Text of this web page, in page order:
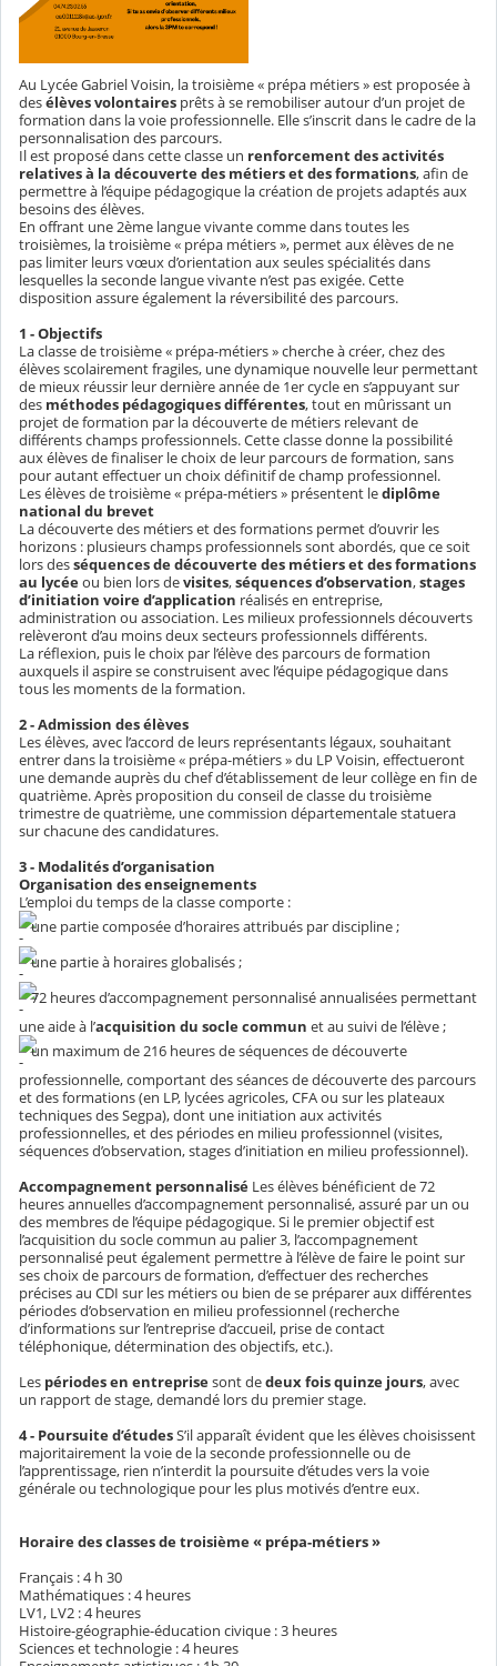
Au Lycée Gabriel Voisin, la troisième « prépa métiers » est proposée à
desélèves volontaires prêts à se remobiliser autour d’un projet de
formation dans la voie professionnelle. Elle s’inscrit dans le cadre de la
personnalisation des parcours.
Il est proposé dans cette classe un renforcement des activités
relatives à la découverte des métiers et des formations, afin de
permettre à l’équipe pédagogique la création de projets adaptés aux
besoins des élèves.
En offrant une 2ème langue vivante comme dans toutes les
troisièmes, la troisième « prépa métiers », permet aux élèves de ne
pas limiter leurs vœux d’orientation aux seules spécialités dans
lesquelles la seconde langue vivante n’est pas exigée. Cette
disposition assure également la réversibilité des parcours.
1 - Objectifs
La classe de troisième « prépa-métiers » cherche à créer, chez des
élèves scolairement fragiles, une dynamique nouvelle leur permettant
de mieux réussir leur dernière année de 1er cycle en s’appuyant sur
des méthodes pédagogiques différentes, tout en mûrissant un
projet de formation par la découverte de métiers relevant de
différents champs professionnels. Cette classe donne la possibilité
aux élèves de finaliser le choix de leur parcours de formation, sans
pour autant effectuer un choix définitif de champ professionnel.
Les élèves de troisième « prépa-métiers » présentent lediplôme
national du brevet
La découverte des métiers et des formations permet d’ouvrir les
horizons : plusieurs champs professionnels sont abordés, que ce soit
lors desséquences de découverte des métiers et des formations
au lycéeou bien lors devisites,séquences d’observation,stages
d’initiation voire d’application réalisés en entreprise,
administration ou association. Les milieux professionnels découverts
relèveront d’au moins deux secteurs professionnels différents.
La réflexion, puis le choix par l’élève des parcours de formation
auxquels il aspire se construisent avec l’équipe pédagogique dans
tous les moments de la formation.
2 - Admission des élèves
Les élèves, avec l’accord de leurs représentants légaux, souhaitant
entrer dans la troisième « prépa-métiers » du LP Voisin, effectueront
une demande auprès du chef d’établissement de leur collège en fin de
quatrième. Après proposition du conseil de classe du troisième
trimestre de quatrième, une commission départementale statuera
sur chacune des candidatures.
3 - Modalités d’organisation
Organisation des enseignements
L’emploi du temps de la classe comporte :
une partie composée d’horaires attribués par discipline ;
une partie à horaires globalisés ;
72 heures d’accompagnement personnalisé annualisées permettant
une aide à l’acquisition du socle commun et au suivi de l’élève ;
un maximum de 216 heures de séquences de découverte
professionnelle, comportant des séances de découverte des parcours
et des formations (en LP, lycées agricoles, CFA ou sur les plateaux
techniques des Segpa), dont une initiation aux activités
professionnelles, et des périodes en milieu professionnel (visites,
séquences d’observation, stages d’initiation en milieu professionnel).
Accompagnement personnalisé Les élèves bénéficient de 72
heures annuelles d’accompagnement personnalisé, assuré par un ou
des membres de l’équipe pédagogique. Si le premier objectif est
l’acquisition du socle commun au palier 3, l’accompagnement
personnalisé peut également permettre à l’élève de faire le point sur
ses choix de parcours de formation, d’effectuer des recherches
précises au CDI sur les métiers ou bien de se préparer aux différentes
périodes d’observation en milieu professionnel (recherche
d’informations sur l’entreprise d’accueil, prise de contact
téléphonique, détermination des objectifs, etc.).
Les périodes en entreprisesont dedeux fois quinze jours, avec
un rapport de stage, demandé lors du premier stage.
4 - Poursuite d’étudesS’il apparaît évident que les élèves choisissent
majoritairement la voie de la seconde professionnelle ou de
l’apprentissage, rien n’interdit la poursuite d’études vers la voie
générale ou technologique pour les plus motivés d’entre eux.
Horaire des classes de troisième « prépa-métiers »
Français : 4 h 30
Mathématiques : 4 heures
LV1, LV2 : 4 heures
Histoire-géographie-éducation civique : 3 heures
Sciences et technologie : 4 heures